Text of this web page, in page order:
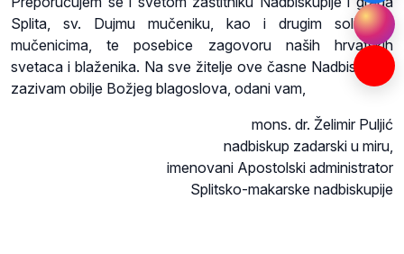
Splita, sv. Dujmu mučeniku, kao i drugim solinskim
mučenicima, te posebice zagovoru naših hrvatskih
svetaca i blaženika. Na sve žitelje ove časne Nadbiskupije
zazivam obilje Božjeg blagoslova, odani vam,
mons. dr. Želimir Puljić
nadbiskup zadarski u miru,
imenovani Apostolski administrator
Splitsko-makarske nadbiskupije